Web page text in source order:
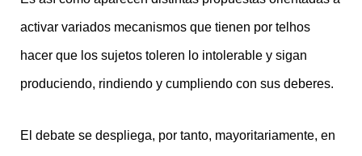
activar variados mecanismos que tienen por telhos
hacer que los sujetos toleren lo intolerable y sigan
produciendo, rindiendo y cumpliendo con sus deberes.
El debate se despliega, por tanto, mayoritariamente, en